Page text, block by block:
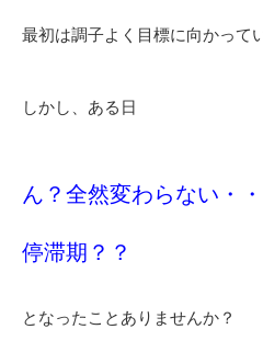
最初は調子よく目標に向かって
しかし、ある日
ん？全然変わらない・・
停滞期？？
となったことありませんか？